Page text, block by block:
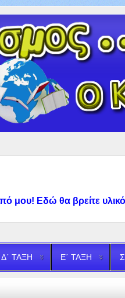
Εδώ θα βρείτε υλικό
Δ΄ ΤΑΞΗ Ε΄ ΤΑΞΗ